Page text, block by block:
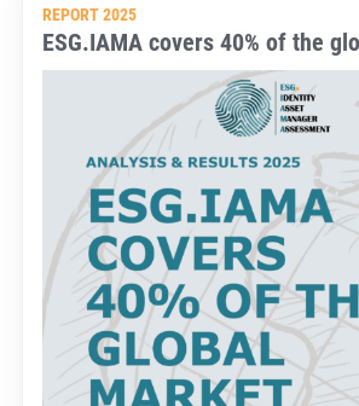
REPORT 2025
ESG.IAMA covers 40% of the